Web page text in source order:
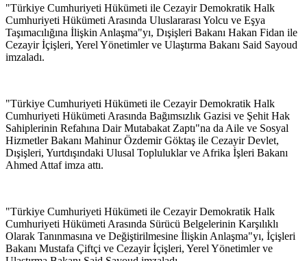
"Türkiye Cumhuriyeti Hükümeti ile Cezayir Demokratik Halk
Cumhuriyeti Hükümeti Arasında Uluslararası Yolcu ve Eşya
Taşımacılığına İlişkin Anlaşma"yı, Dışişleri Bakanı Hakan Fidan ile
Cezayir İçişleri, Yerel Yönetimler ve Ulaştırma Bakanı Said Sayoud
imzaladı.
"Türkiye Cumhuriyeti Hükümeti ile Cezayir Demokratik Halk
Cumhuriyeti Hükümeti Arasında Bağımsızlık Gazisi ve Şehit Hak
Sahiplerinin Refahına Dair Mutabakat Zaptı"na da Aile ve Sosyal
Hizmetler Bakanı Mahinur Özdemir Göktaş ile Cezayir Devlet,
Dışişleri, Yurtdışındaki Ulusal Topluluklar ve Afrika İşleri Bakanı
Ahmed Attaf imza attı.
"Türkiye Cumhuriyeti Hükümeti ile Cezayir Demokratik Halk
Cumhuriyeti Hükümeti Arasında Sürücü Belgelerinin Karşılıklı
Olarak Tanınmasına ve Değiştirilmesine İlişkin Anlaşma"yı, İçişleri
Bakanı Mustafa Çiftçi ve Cezayir İçişleri, Yerel Yönetimler ve